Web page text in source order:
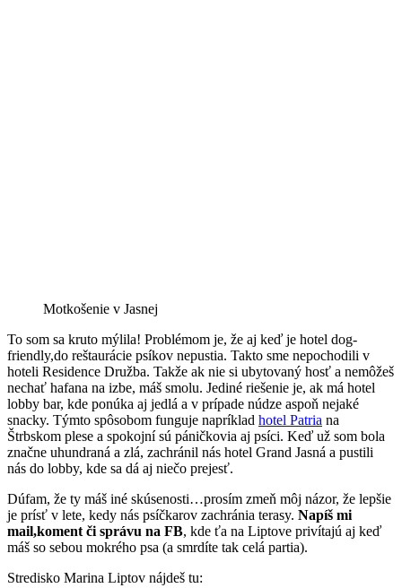
Motkošenie v Jasnej
To som sa kruto mýlila! Problémom je, že aj keď je hotel dog-
friendly,do reštaurácie psíkov nepustia. Takto sme nepochodili v
hoteli Residence Družba. Takže ak nie si ubytovaný hosť a nemôžeš
nechať hafana na izbe, máš smolu. Jediné riešenie je, ak má hotel
lobby bar, kde ponúka aj jedlá a v prípade núdze aspoň nejaké
snacky. Týmto spôsobom funguje napríklad hotel Patria na
Štrbskom plese a spokojní sú páničkovia aj psíci. Keď už som bola
značne uhundraná a zlá, zachránil nás hotel Grand Jasná a pustili
nás do lobby, kde sa dá aj niečo prejesť.
Dúfam, že ty máš iné skúsenosti…prosím zmeň môj názor, že lepšie
je prísť v lete, kedy nás psíčkarov zachránia terasy. Napíš mi
mail,koment či správu na FB, kde ťa na Liptove privítajú aj keď
máš so sebou mokrého psa (a smrdíte tak celá partia).
Stredisko Marina Liptov nájdeš tu: